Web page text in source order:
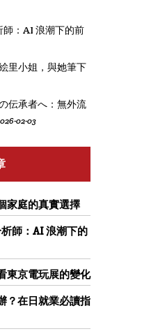
師：AI 浪潮下的前
里小姐，與她筆下
伝承者へ：無外流
02-03
家庭的真實選擇
師：AI 浪潮下的
東京電玩展的變化
？在日就業必讀指